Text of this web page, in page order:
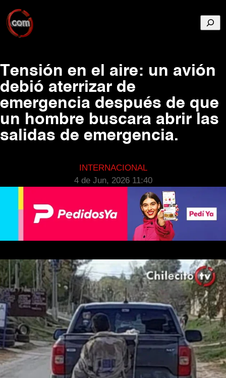
Tensión en el aire: un avión
debió aterrizar de
emergencia después de que
un hombre buscara abrir las
salidas de emergencia.
INTERNACIONAL
4 de Jun, 2026 11:40